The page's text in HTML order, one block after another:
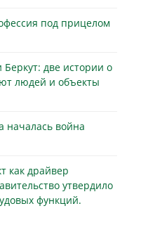
под прицелом
две истории о
людей и объекты
началась война
как драйвер
утвердило
функций.